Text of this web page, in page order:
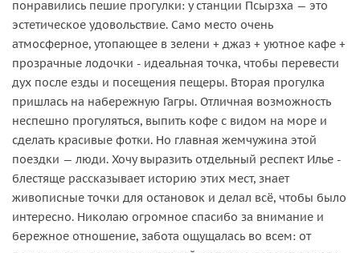
понравились пешие прогулки: у станции Псырзха — это
эстетическое удовольствие. Само место очень
атмосферное, утопающее в зелени + джаз + уютное кафе +
прозрачные лодочки - идеальная точка, чтобы перевести
дух после езды и посещения пещеры. Вторая прогулка
пришлась на набережную Гагры. Отличная возможность
неспешно прогуляться, выпить кофе с видом на море и
сделать красивые фотки. Но главная жемчужина этой
поездки — люди. Хочу выразить отдельный респект Илье -
блестяще рассказывает историю этих мест, знает
живописные точки для остановок и делал всё, чтобы было
интересно. Николаю огромное спасибо за внимание и
бережное отношение, забота ощущалась во всем: от